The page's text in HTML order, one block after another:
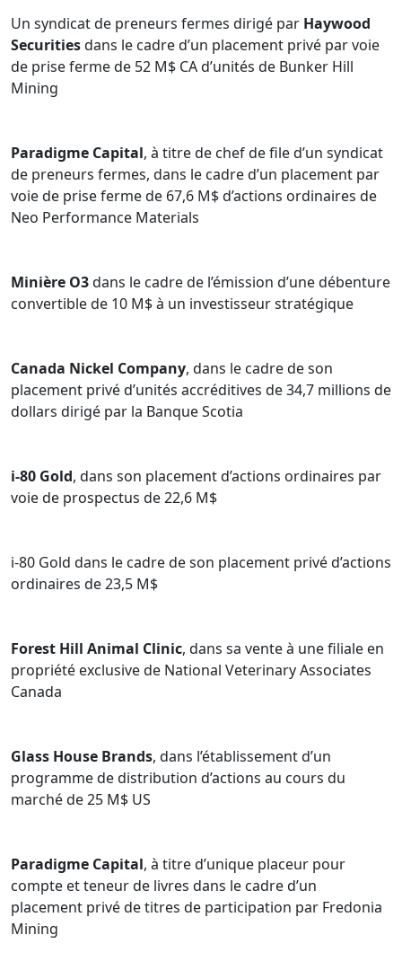
Un syndicat de preneurs fermes dirigé par Haywood
Securitiesdans le cadre d’un placement privé par voie
de prise ferme de 52 M$ CA d’unités de Bunker Hill
Mining
Paradigme Capital, à titre de chef de file d’un syndicat
de preneurs fermes, dans le cadre d’un placement par
voie de prise ferme de 67,6 M$ d’actions ordinaires de
Neo Performance Materials
Minière O3dans le cadre de l’émission d’une débenture
convertible de 10 M$ à un investisseur stratégique
Canada Nickel Company, dans le cadre de son
placement privé d’unités accréditives de 34,7 millions de
dollars dirigé par la Banque Scotia
i-80 Gold, dans son placement d’actions ordinaires par
voie de prospectus de 22,6 M$
i-80 Gold dans le cadre de son placement privé d’actions
ordinaires de 23,5 M$
Forest Hill Animal Clinic, dans sa vente à une filiale en
propriété exclusive de National Veterinary Associates
Canada
Glass House Brands, dans l’établissement d’un
programme de distribution d’actions au cours du
marché de 25 M$ US
Paradigme Capital, à titre d’unique placeur pour
compte et teneur de livres dans le cadre d’un
placement privé de titres de participation par Fredonia
Mining